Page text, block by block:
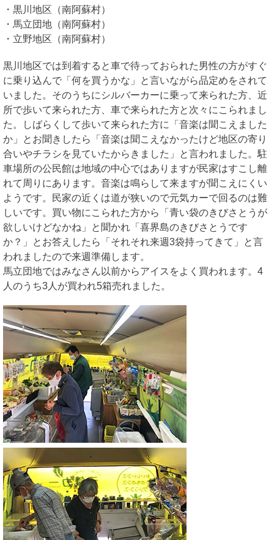
・黒川地区（南阿蘇村）
・馬立団地（南阿蘇村）
・立野地区（南阿蘇村）
黒川地区では到着すると車で待っておられた男性の方がすぐ
に乗り込んで「何を買うかな」と言いながら品定めをされて
いました。そのうちにシルバーカーに乗って来られた方、近
所で歩いて来られた方、車で来られた方と次々にこられまし
た。しばらくして歩いて来られた方に「音楽は聞こえました
か」とお聞きしたら「音楽は聞こえなかったけど地区の寄り
合いやチラシを見ていたからきました」と言われました。駐
車場所の公民館は地域の中心ではありますが民家はすこし離
れて周りにあります。音楽は鳴らして来ますが聞こえにくい
ようです。民家の近くは道が狭いので元気カーで回るのは難
しいです。買い物にこられた方から「青い袋のきびさとうが
欲しいけどなかね」と聞かれ「喜界島のきびさとうです
か？」とお答えしたら「それそれ来週3袋持ってきて」と言
われましたので来週準備します。
馬立団地ではみなさん以前からアイスをよく買われます。4
人のうち3人が買われ5箱売れました。